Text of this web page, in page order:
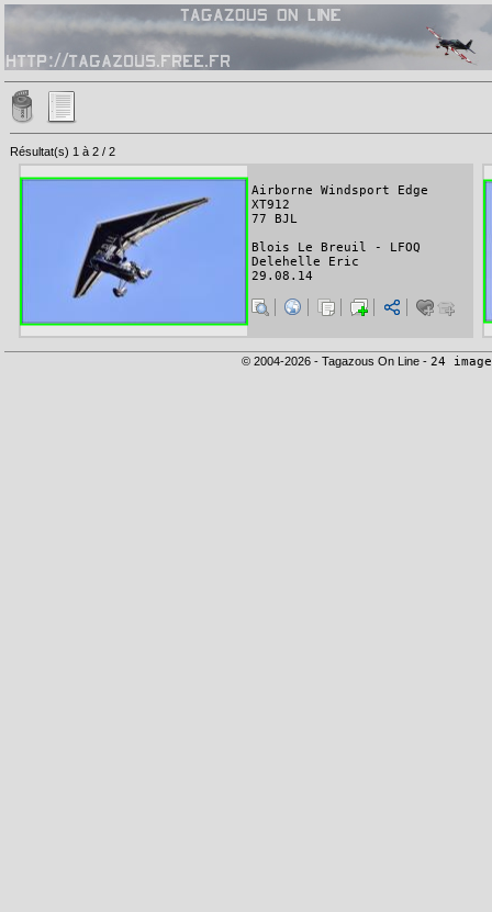
Résultat(s) 1 à 2 / 2
Airborne Windsport Edge
XT912
77 BJL
Blois Le Breuil - LFOQ
Delehelle Eric
29.08.14
© 2004-2026 - Tagazous On Line - 24